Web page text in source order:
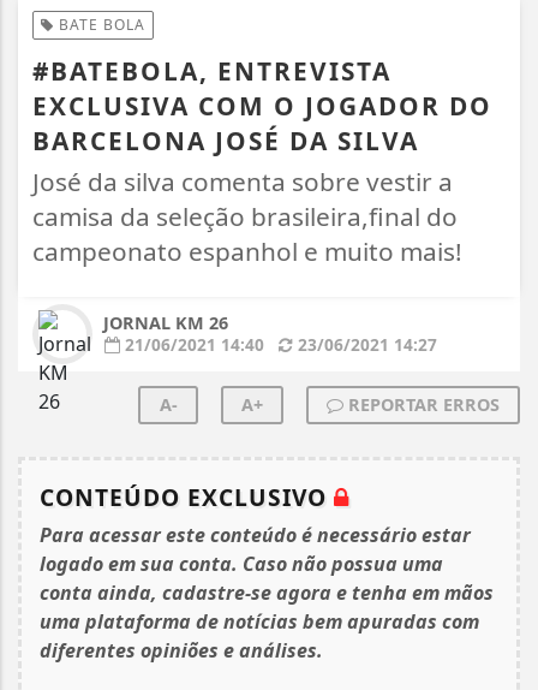
BATE BOLA
#BATEBOLA, ENTREVISTA
EXCLUSIVA COM O JOGADOR DO
BARCELONA JOSÉ DA SILVA
José da silva comenta sobre vestir a
camisa da seleção brasileira,final do
campeonato espanhol e muito mais!
JORNAL KM 26
21/06/2021 14:40
23/06/2021 14:27
A- A+ REPORTAR ERROS
CONTEÚDO EXCLUSIVO
Para acessar este conteúdo é necessário estar
logado em sua conta. Caso não possua uma
conta ainda, cadastre-se agora e tenha em mãos
uma plataforma de notícias bem apuradas com
diferentes opiniões e análises.